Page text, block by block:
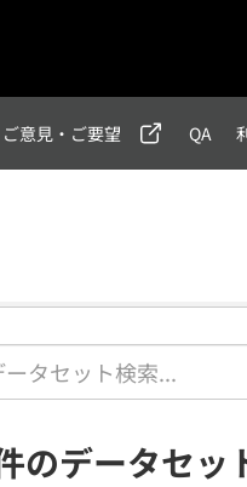
ご意見・ご要望 QA
のデータセッ